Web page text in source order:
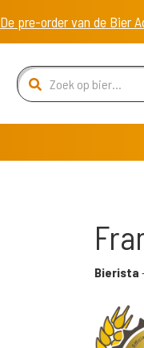
De pre-order van de Bier
Bierista